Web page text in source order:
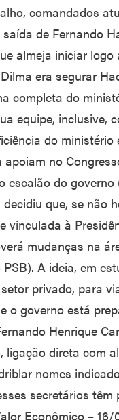
comandados
de Fernando
almeja iniciar
era segurar
completa do
equipe, inclusive,
do ministério
no
escalão do governo
que, se não
vinculada à
mudanças na
A ideia, em
privado, para
o governo está
Henrique
ligação direta com
nomes
secretários
Econômico – 16/